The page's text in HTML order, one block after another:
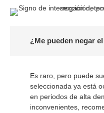
¿Me pueden negar
Es raro, pero puede
seleccionada ya está
en periodos de alta
inconvenientes,